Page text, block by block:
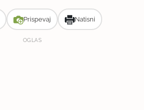
Prispevaj Natisni
OGLAS